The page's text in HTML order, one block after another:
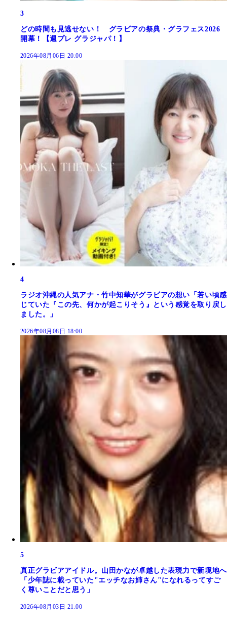
3
どの時間も見逃せない！ グラビアの祭典・グラフェス2026
開幕！【週プレ グラジャパ！】
2026年08月06日 20:00
4
ラジオ沖縄の人気アナ・竹中知華がグラビアの想い「若い頃感
じていた『この先、何かが起こりそう』という感覚を取り戻し
ました。」
2026年08月08日 18:00
5
真正グラビアアイドル。山田かなが卓越した表現力で新境地へ
「少年誌に載っていた"エッチなお姉さん"になれるってすご
く尊いことだと思う」
2026年08月03日 21:00